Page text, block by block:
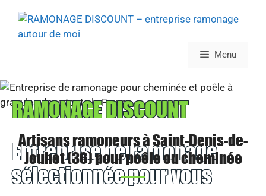
contenu
Menu
RAMONAGE DISCOUNT
Entreprise de ramonage
sélectionnée pour vous
Artisans ramoneurs à Saint-Denis-de-
Jouhet (36) pour poêle ou cheminée